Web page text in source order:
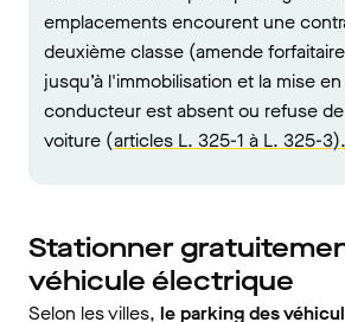
emplacements encourent une
deuxième classe (amende
jusqu’à l'immobilisation et la mise
conducteur est absent ou refuse
voiture (articles L. 325-1 à L. 325-3).
Stationner
véhicule électrique
Selon les villes, le parking des